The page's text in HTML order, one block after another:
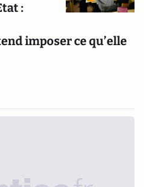
:
imposer ce qu’elle